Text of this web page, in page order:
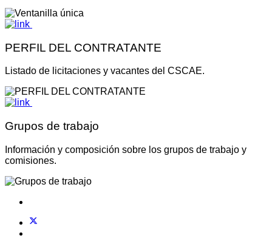
PERFIL DEL CONTRATANTE
Listado de licitaciones y vacantes del CSCAE.
Grupos de trabajo
Información y composición sobre los grupos de trabajo y
comisiones.